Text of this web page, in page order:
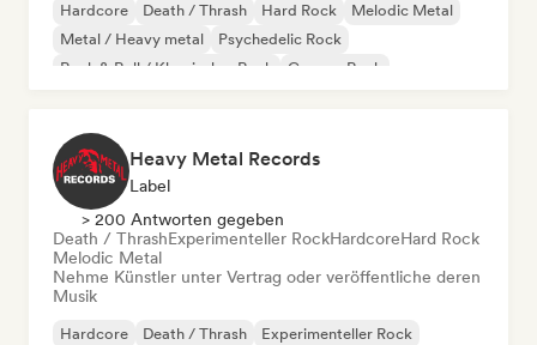
Hardcore Death / Thrash Hard Rock
Melodic Metal
Metal / Heavy metal
Psychedelic Rock
Rock & Roll / Klassischer Rock
Garage-Rock
Heavy Metal Records
Label
> 200 Antworten gegeben
Death / ThrashExperimenteller RockHardcoreHard Rock
Melodic Metal
Nehme Künstler unter Vertrag oder veröffentliche deren
Musik
Hardcore Death / Thrash
Experimenteller Rock